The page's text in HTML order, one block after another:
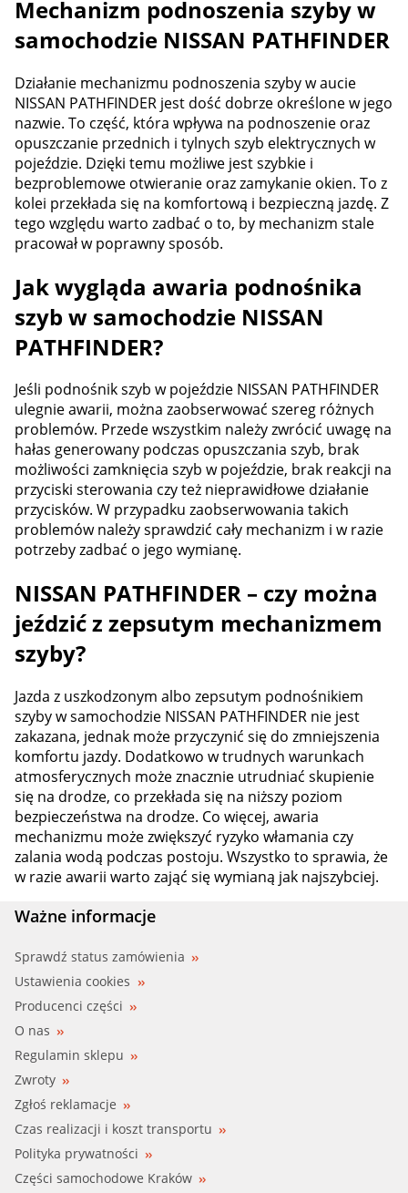
Mechanizm podnoszenia szyby w
samochodzie NISSAN PATHFINDER
Działanie mechanizmu podnoszenia szyby w aucie
NISSAN PATHFINDER jest dość dobrze określone w jego
nazwie. To część, która wpływa na podnoszenie oraz
opuszczanie przednich i tylnych szyb elektrycznych w
pojeździe. Dzięki temu możliwe jest szybkie i
bezproblemowe otwieranie oraz zamykanie okien. To z
kolei przekłada się na komfortową i bezpieczną jazdę. Z
tego względu warto zadbać o to, by mechanizm stale
pracował w poprawny sposób.
Jak wygląda awaria podnośnika
szyb w samochodzie NISSAN
PATHFINDER?
Jeśli podnośnik szyb w pojeździe NISSAN PATHFINDER
ulegnie awarii, można zaobserwować szereg różnych
problemów. Przede wszystkim należy zwrócić uwagę na
hałas generowany podczas opuszczania szyb, brak
możliwości zamknięcia szyb w pojeździe, brak reakcji na
przyciski sterowania czy też nieprawidłowe działanie
przycisków. W przypadku zaobserwowania takich
problemów należy sprawdzić cały mechanizm i w razie
potrzeby zadbać o jego wymianę.
NISSAN PATHFINDER – czy można
jeździć z zepsutym mechanizmem
szyby?
Jazda z uszkodzonym albo zepsutym podnośnikiem
szyby w samochodzie NISSAN PATHFINDER nie jest
zakazana, jednak może przyczynić się do zmniejszenia
komfortu jazdy. Dodatkowo w trudnych warunkach
atmosferycznych może znacznie utrudniać skupienie
się na drodze, co przekłada się na niższy poziom
bezpieczeństwa na drodze. Co więcej, awaria
mechanizmu może zwiększyć ryzyko włamania czy
zalania wodą podczas postoju. Wszystko to sprawia, że
w razie awarii warto zająć się wymianą jak najszybciej.
Ważne informacje
Sprawdź status zamówienia
Ustawienia cookies
Producenci części
O nas
Regulamin sklepu
Zwroty
Zgłoś reklamacje
Czas realizacji i koszt transportu
Polityka prywatności
Części samochodowe Kraków